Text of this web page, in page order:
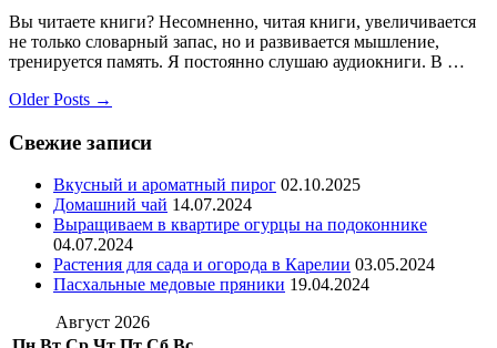
Вы читаете книги? Несомненно, читая книги, увеличивается
не только словарный запас, но и развивается мышление,
тренируется память. Я постоянно слушаю аудиокниги. В …
Older Posts →
Свежие записи
Вкусный и ароматный пирог 02.10.2025
Домашний чай 14.07.2024
Выращиваем в квартире огурцы на подоконнике
04.07.2024
Растения для сада и огорода в Карелии 03.05.2024
Пасхальные медовые пряники 19.04.2024
Август 2026